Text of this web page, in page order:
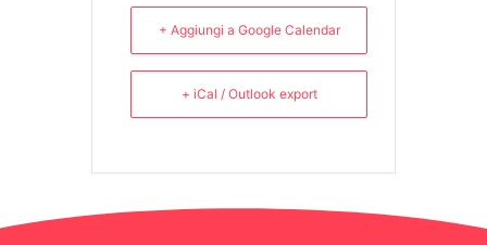
+ Aggiungi a Google Calendar
+ iCal / Outlook export